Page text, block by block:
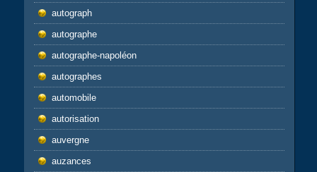
autograph
autographe
autographe-napoléon
autographes
automobile
autorisation
auvergne
auzances